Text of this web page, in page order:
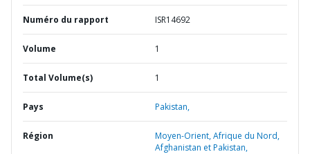
Numéro du rapport ISR14692
Volume 1
Total Volume(s) 1
Pays Pakistan,
Région
Moyen-Orient, Afrique du Nord,
Afghanistan et Pakistan,